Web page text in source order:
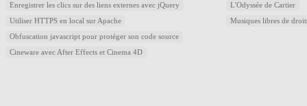
Enregistrer les clics sur des liens externes avec jQuery
Utiliser HTTPS en local sur Apache
Obfuscation javascript pour protéger son code source
Cineware avec After Effects et Cinema 4D
L'Odyssée de Cartier
Musiques libres de